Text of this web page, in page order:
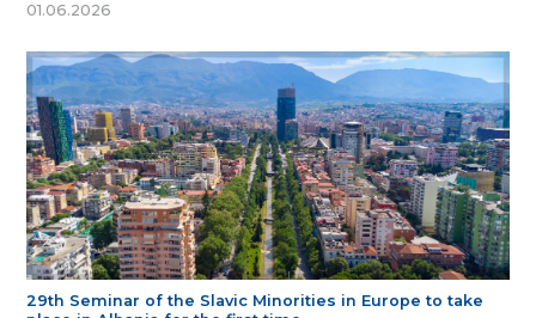
01.06.2026
29th Seminar of the Slavic Minorities in Europe to take